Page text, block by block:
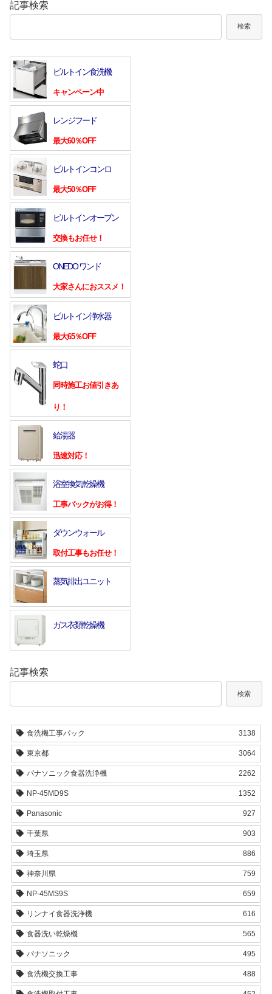
記事検索
検索
ビルトイン食洗機
キャンペーン中
レンジフード
最大60％OFF
ビルトインコンロ
最大50％OFF
ビルトインオーブン
交換もお任せ！
ONEDO ワンド
大家さんにおススメ！
ビルトイン浄水器
最大65％OFF
蛇口
同時施工お値引きあ
り！
給湯器
迅速対応！
浴室換気乾燥機
工事パックがお得！
ダウンウォール
取付工事もお任せ！
蒸気排出ユニット
ガス衣類乾燥機
記事検索
検索
食洗機工事パック 3138
東京都 3064
パナソニック食器洗浄機 2262
NP-45MD9S 1352
Panasonic 927
千葉県 903
埼玉県 886
神奈川県 759
NP-45MS9S 659
リンナイ食器洗浄機 616
食器洗い乾燥機 565
パナソニック 495
食洗機交換工事 488